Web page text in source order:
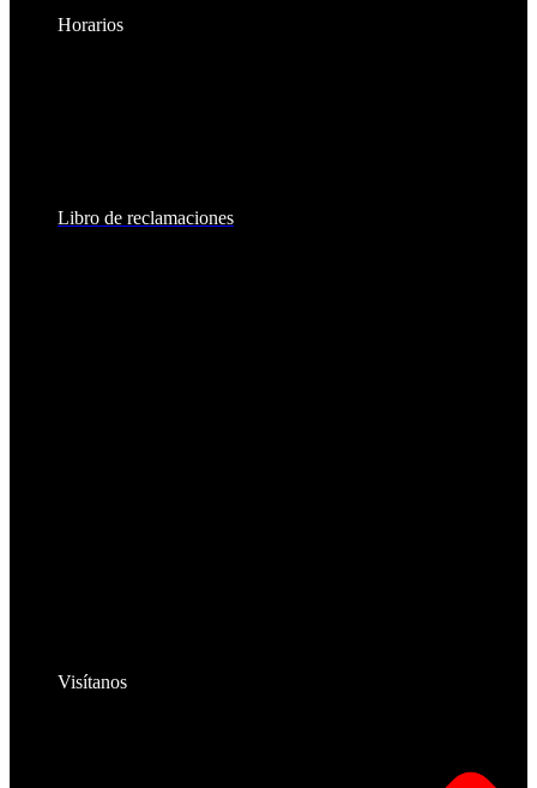
Horarios
Libro de reclamaciones
Visítanos